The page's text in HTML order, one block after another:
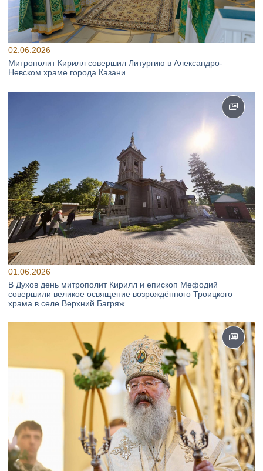
02.06.2026
Митрополит Кирилл совершил Литургию в Александро-
Невском храме города Казани
01.06.2026
В Духов день митрополит Кирилл и епископ Мефодий
совершили великое освящение возрождённого Троицкого
храма в селе Верхний Багряж